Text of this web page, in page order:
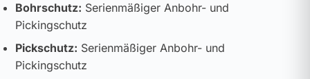
Bohrschutz: Serienmäßiger Anbohr- und
Pickingschutz
Pickschutz: Serienmäßiger Anbohr- und
Pickingschutz